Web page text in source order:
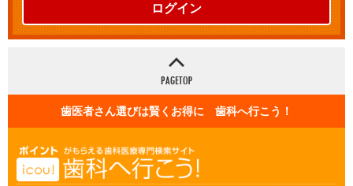
ログイン
歯医者さん選びは賢くお得に 歯科へ行こう！